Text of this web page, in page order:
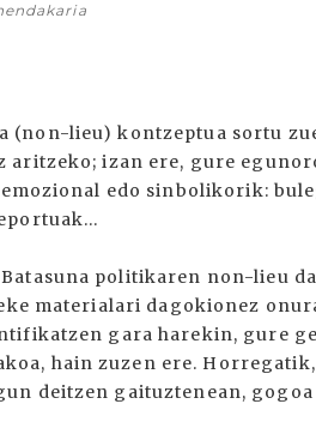
(non-lieu) kontzeptua sortu
izan ere, gure
edo sinbolikorik:
politikaren non-lieu
materialari dagokionez
gara harekin, gure
hain zuzen ere.
deitzen gaituztenean, gogoa